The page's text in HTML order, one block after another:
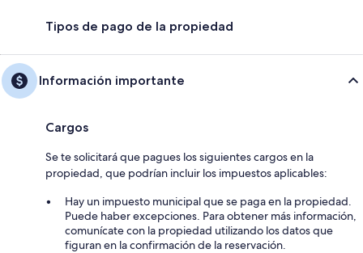
Tipos de pago de la propiedad
Información importante
Cargos
Se te solicitará que pagues los siguientes cargos en la
propiedad, que podrían incluir los impuestos aplicables:
Hay un impuesto municipal que se paga en la propiedad.
Puede haber excepciones. Para obtener más información,
comunícate con la propiedad utilizando los datos que
figuran en la confirmación de la reservación.